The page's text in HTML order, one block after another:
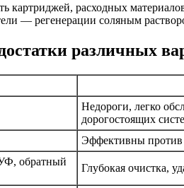
картриджей, расходных
— регенерации соляным
различных
Недороги, легко
дорогостоящих
Эффективны против
обратный
Глубокая очистка,